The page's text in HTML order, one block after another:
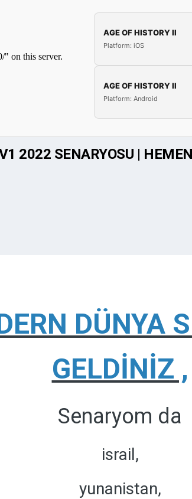
AGE OF HISTORY II
Platform: iOS
AGE OF HISTORY II
Platform: Android
2022 SENARYOSU |
DÜNYA
GELDİNİZ ,
Senaryom da
israil,
yunanistan,